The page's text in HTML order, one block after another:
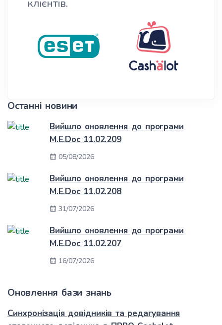
клієнтів.
Останні новини
Вийшло оновлення до програми
M.E.Doc 11.02.209
05/08/2026
Вийшло оновлення до програми
M.E.Doc 11.02.208
31/07/2026
Вийшло оновлення до програми
M.E.Doc 11.02.207
16/07/2026
Оновлення бази знань
Синхронізація довідників та редагування